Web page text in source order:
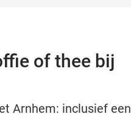
of thee bij
Arnhem: inclusief een